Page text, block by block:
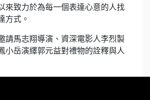
來致力於為每一個表達心意的人找
方式。
請馬志翔導演、資深電影人李烈製
小岳演繹郭元益對禮物的詮釋與人